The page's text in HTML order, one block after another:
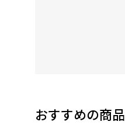
おすすめの商品